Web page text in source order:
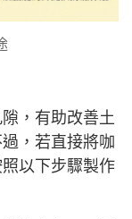
，有助改善土
，若直接將咖
以下步驟製作